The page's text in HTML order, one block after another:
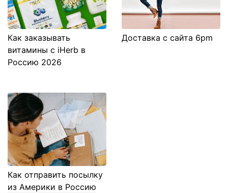
Как заказывать
витамины с iHerb в
Россию 2026
Доставка с сайта 6pm
Как отправить посылку
из Америки в Россию